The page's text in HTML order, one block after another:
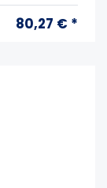
80,27 € *